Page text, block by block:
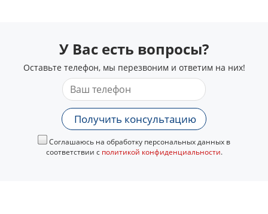
У Вас есть вопросы?
Оставьте телефон, мы перезвоним и ответим на них!
Получить консультацию
Соглашаюсь на обработку персональных данных в
соответствии с политикой конфиденциальности.